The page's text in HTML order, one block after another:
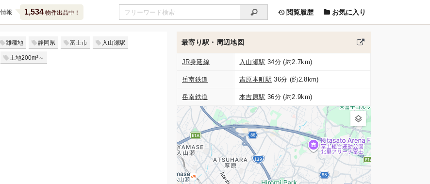
報 1,534物件出品中！ 閲覧履歴 お気に入り
雑種地 静岡県 富士市 入山瀬駅
土地200m²～
最寄り駅・周辺地図
JR身延線 入山瀬駅 34分 (約2.7km)
岳南鉄道 吉原本町駅 36分 (約2.8km)
岳南鉄道 本吉原駅 36分 (約2.9km)